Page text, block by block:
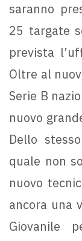
saranno
25 targate
prevista
Oltre al
Serie B
nuovo
Dello
quale non
nuovo
ancora una
Giovanile